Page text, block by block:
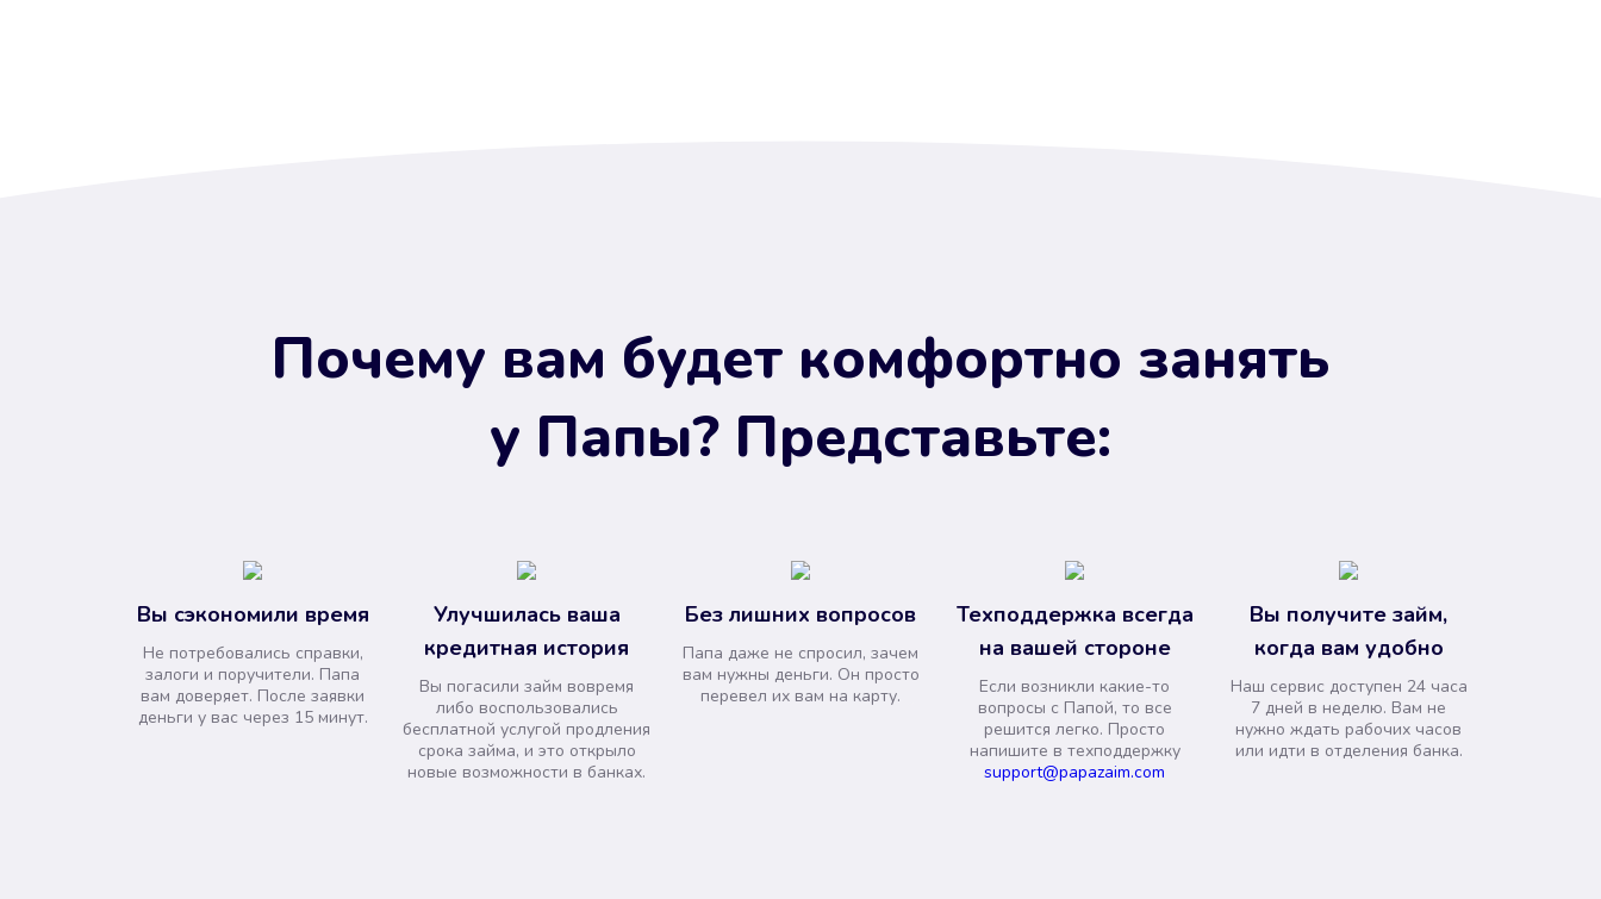
Почему вам будет комфортно занять
у Папы? Представьте:
Вы сэкономили время
Не потребовались справки,
залоги и поручители. Папа
вам доверяет. После заявки
деньги у вас через 15 минут.
Улучшилась ваша
кредитная история
Вы погасили займ вовремя
либо воспользовались
бесплатной услугой продления
срока займа, и это открыло
новые возможности в банках.
Без лишних вопросов
Папа даже не спросил, зачем
вам нужны деньги. Он просто
перевел их вам на карту.
Техподдержка всегда
на вашей стороне
Если возникли какие-то
вопросы с Папой, то все
решится легко. Просто
напишите в техподдержку
support@papazaim.com
Вы получите займ,
когда вам удобно
Наш сервис доступен 24 часа
7 дней в неделю. Вам не
нужно ждать рабочих часов
или идти в отделения банка.